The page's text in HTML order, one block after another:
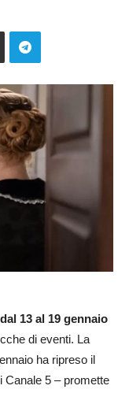
13 al 19 gennaio
di eventi. La
ha ripreso il
Canale 5 – promette